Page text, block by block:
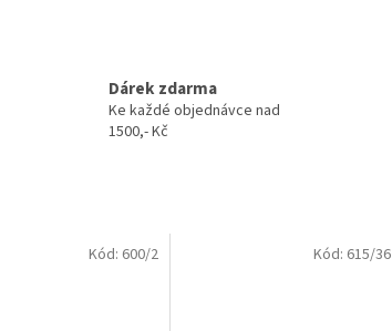
Dárek zdarma
Ke každé objednávce nad
1500,- Kč
Kód: 600/2 Kód: 615/36